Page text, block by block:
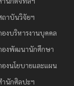
ท
ย
า
ลั
ย
ร
ถาบันวิจัยฯ
องบริหารงานบุคคล
องพัฒนานักศึกษา
องนโยบายและแผน
ำนักศิลปะฯ